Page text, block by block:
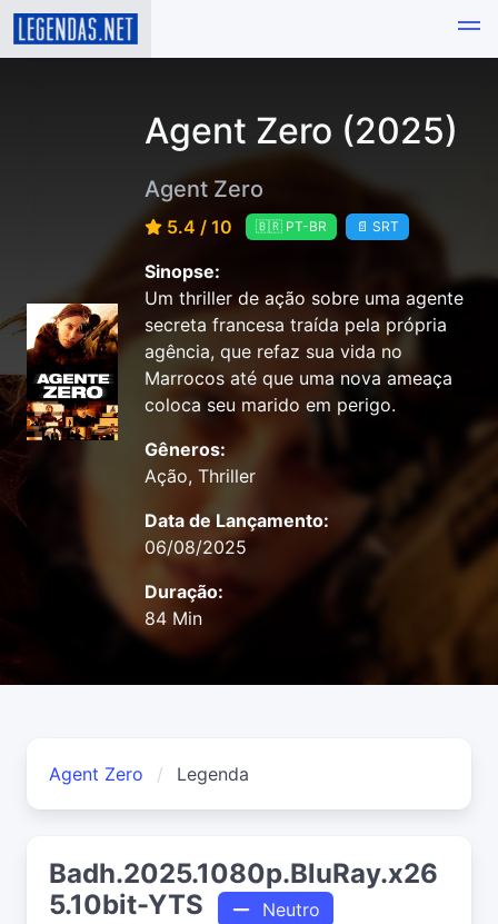
Agent Zero (2025)
Agent Zero
5.4 / 10 🇧🇷 PT-BR 📄 SRT
Sinopse:
Um thriller de ação sobre uma agente
secreta francesa traída pela própria
agência, que refaz sua vida no
Marrocos até que uma nova ameaça
coloca seu marido em perigo.
Gêneros:
Ação, Thriller
Data de Lançamento:
06/08/2025
Duração:
84 Min
Agent Zero Legenda
Badh.2025.1080p.BluRay.x26
5.10bit-YTS
Neutro